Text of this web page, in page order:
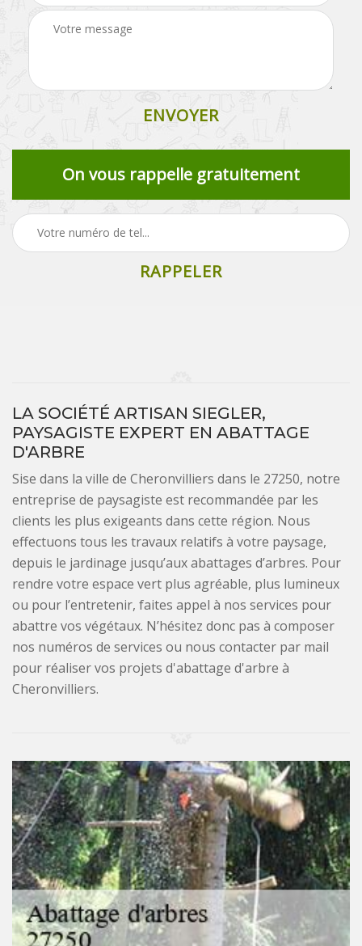
On vous rappelle gratuitement
LA SOCIÉTÉ ARTISAN SIEGLER,
PAYSAGISTE EXPERT EN ABATTAGE
D'ARBRE
Sise dans la ville de Cheronvilliers dans le 27250, notre
entreprise de paysagiste est recommandée par les
clients les plus exigeants dans cette région. Nous
effectuons tous les travaux relatifs à votre paysage,
depuis le jardinage jusqu’aux abattages d’arbres. Pour
rendre votre espace vert plus agréable, plus lumineux
ou pour l’entretenir, faites appel à nos services pour
abattre vos végétaux. N’hésitez donc pas à composer
nos numéros de services ou nous contacter par mail
pour réaliser vos projets d'abattage d'arbre à
Cheronvilliers.